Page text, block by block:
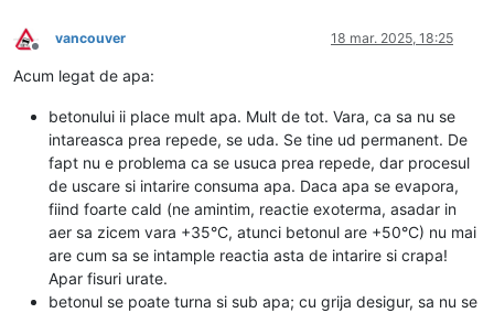
Deconectat
vancouver 18 mar. 2025, 18:25
Acum legat de apa:
betonului ii place mult apa. Mult de tot. Vara, ca sa nu se
intareasca prea repede, se uda. Se tine ud permanent. De
fapt nu e problema ca se usuca prea repede, dar procesul
de uscare si intarire consuma apa. Daca apa se evapora,
fiind foarte cald (ne amintim, reactie exoterma, asadar in
aer sa zicem vara +35°C, atunci betonul are +50°C) nu mai
are cum sa se intample reactia asta de intarire si crapa!
Apar fisuri urate.
betonul se poate turna si sub apa; cu grija desigur, sa nu se